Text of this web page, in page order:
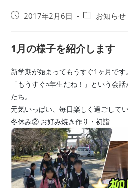
2017年2月6日 お知らせ
1月の様子を紹介します
新学期が始まってもうすぐ1ヶ月です。
「もうすぐ○年生だね！」という会
たち。
元気いっぱい、毎日楽しく過ごして
冬休み② お好み焼き作り・初詣